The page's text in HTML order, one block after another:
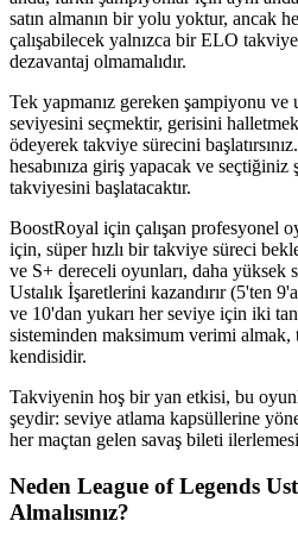
satın almanın bir yolu yoktur, ancak
çalışabilecek yalnızca bir ELO
dezavantaj olmamalıdır.
Tek yapmanız gereken şampiyonu ve
seviyesini seçmektir, gerisini
ödeyerek takviye sürecini
hesabınıza giriş yapacak ve seçtiğiniz
takviyesini başlatacaktır.
BoostRoyal için çalışan profesyonel
için, süper hızlı bir takviye süreci
ve S+ dereceli oyunları, daha yüksek
Ustalık İşaretlerini kazandırır (5'ten
ve 10'dan yukarı her seviye için iki
sisteminden maksimum verimi almak,
kendisidir.
Takviyenin hoş bir yan etkisi, bu
şeydir: seviye atlama kapsüllerine
her maçtan gelen savaş bileti
Neden League of Legends
Almalısınız?